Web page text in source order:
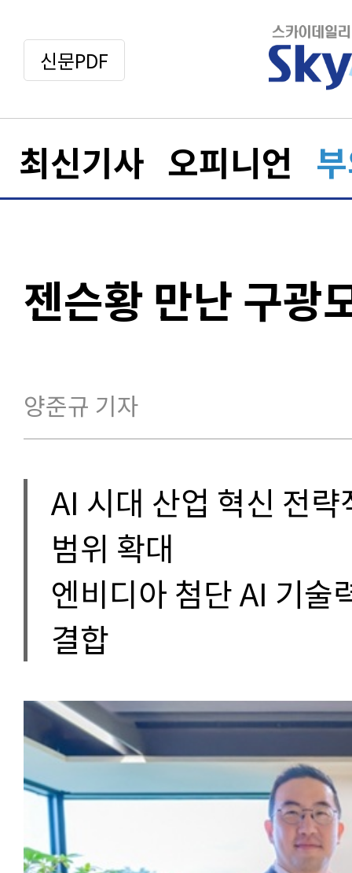
신문PDF
최신기사 오피니언
젠슨황 만난 구광
양준규 기자
AI 시대 산업 혁신 전
범위 확대
엔비디아 첨단 AI 기술
결합